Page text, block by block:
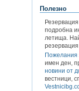
Полезно
подробна
летища.
Пожелания
имен ден,
новини от
вестници,